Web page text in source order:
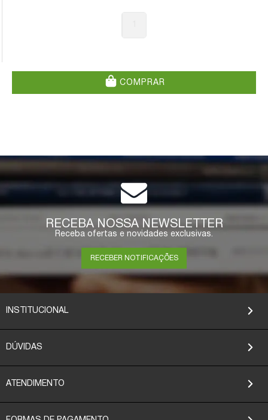
COMPRAR
RECEBA NOSSA NEWSLETTER
Receba ofertas e novidades exclusivas.
RECEBER NOTIFICAÇÕES
INSTITUCIONAL
DÚVIDAS
ATENDIMENTO